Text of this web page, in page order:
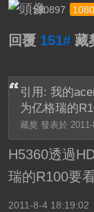
z30897
回覆 151# 藏
引用: 我的
为亿格瑞的
藏獒 發表於 2011-
H5360透過
瑞的R100要
2011-8-4 18:19:02